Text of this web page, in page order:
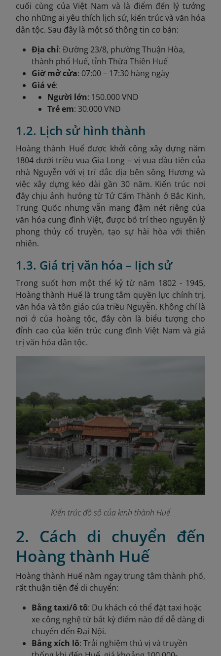
cuối cùng của Việt Nam và là điểm đến lý tưởng
cho những ai yêu thích lịch sử, kiến trúc và văn hóa
dân tộc. Sau đây là một số thông tin cơ bản:
Địa chỉ: Đường 23/8, phường Thuận Hòa,
thành phố Huế, tỉnh Thừa Thiên Huế
Giờ mở cửa: 07:00 – 17:30 hàng ngày
Giá vé:
Người lớn: 150.000 VND
Trẻ em: 30.000 VND
1.2. Lịch sử hình thành
Hoàng thành Huế được khởi công xây dựng năm
1804 dưới triều vua Gia Long – vị vua đầu tiên của
nhà Nguyễn với vị trí đắc địa bên sông Hương và
việc xây dựng kéo dài gần 30 năm. Kiến trúc nơi
đây chịu ảnh hưởng từ Tử Cấm Thành ở Bắc Kinh,
Trung Quốc nhưng vẫn mang đậm nét riêng của
văn hóa cung đình Việt, được bố trí theo nguyên lý
phong thủy cổ truyền, tạo sự hài hòa với thiên
nhiên.
1.3. Giá trị văn hóa – lịch sử
Trong suốt hơn một thế kỷ từ năm 1802 - 1945,
Hoàng thành Huế là trung tâm quyền lực chính trị,
văn hóa và tôn giáo của triều Nguyễn. Không chỉ là
nơi ở của hoàng tộc, đây còn là biểu tượng cho
đỉnh cao của kiến trúc cung đình Việt Nam và giá
trị văn hóa dân tộc.
Kiến trúc đồ sộ của kinh thành Huế
2. Cách di chuyển đến
Hoàng thành Huế
Hoàng thành Huế nằm ngay trung tâm thành phố,
rất thuận tiện để di chuyển:
Bằng taxi/ô tô: Du khách có thể đặt taxi hoặc
xe công nghệ từ bất kỳ điểm nào để dễ dàng di
chuyển đến Đại Nội.
Bằng xích lô: Trải nghiệm thú vị và truyền